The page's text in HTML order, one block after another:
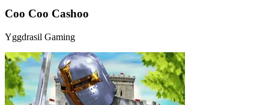
Coo Coo Cashoo
Yggdrasil Gaming